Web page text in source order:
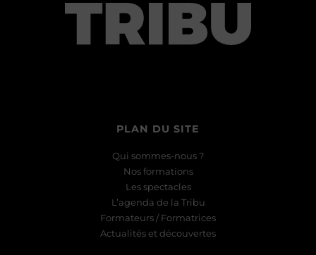
PLAN DU SITE
Qui sommes-nous ?
Nos formations
Les spectacles
L’agenda de la Tribu
Formateurs / Formatrices
Actualités et découvertes